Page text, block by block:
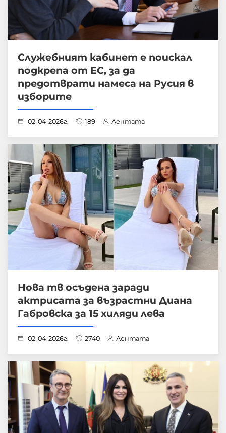
Служебният кабинет е поискал
подкрепа от ЕС, за да
предотврати намеса на Русия в
изборите
02-04-2026г. 189 Лентата
Нова тв осъдена заради
актрисата за възрастни Диана
Габровска за 15 хиляди лева
02-04-2026г. 2740 Лентата